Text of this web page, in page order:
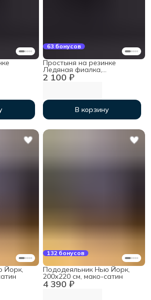
сатин
63 бонусов
2 100 ₽
Простыня на резинке
Ледяная фиалка,
120х200х30 см, мако-сатин
В корзину
Йорк,
132 бонусов
4 390 ₽
Пододеяльник Нью Йорк,
200х220 см, мако-сатин